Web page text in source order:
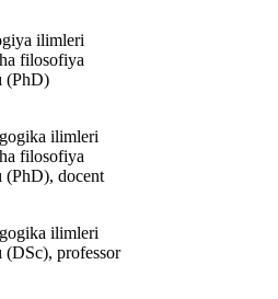
ilimleri
filosofiya
(PhD)
ilimleri
filosofiya
(PhD), docent
ilimleri
(DSc), professor